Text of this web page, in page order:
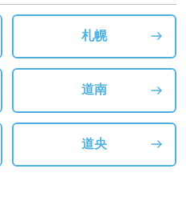
札幌
道南
道央